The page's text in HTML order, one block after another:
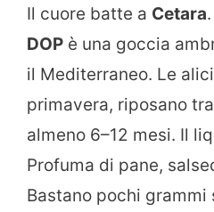
Il cuore batte a Cetara
DOP è una goccia
il Mediterraneo. Le
primavera, riposano
almeno 6–12 mesi. Il
Profuma di pane,
Bastano pochi